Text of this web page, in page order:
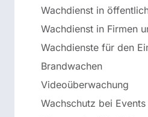
Wachdienst in
Wachdienst in Firmen
Wachdienste für den
Brandwachen
Videoüberwachung
Wachschutz bei Events